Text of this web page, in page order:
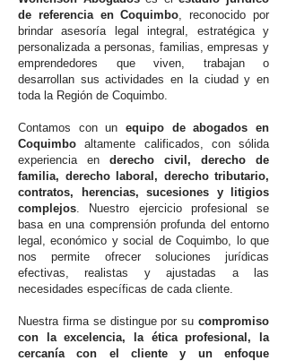
de referencia en Coquimbo, reconocido por
brindar asesoría legal integral, estratégica y
personalizada a personas, familias, empresas y
emprendedores que viven, trabajan o
desarrollan sus actividades en la ciudad y en
toda la Región de Coquimbo.
Contamos con un equipo de abogados en
Coquimbo altamente calificados, con sólida
experiencia en derecho civil, derecho de
familia, derecho laboral, derecho tributario,
contratos, herencias, sucesiones y litigios
complejos. Nuestro ejercicio profesional se
basa en una comprensión profunda del entorno
legal, económico y social de Coquimbo, lo que
nos permite ofrecer soluciones jurídicas
efectivas, realistas y ajustadas a las
necesidades específicas de cada cliente.
Nuestra firma se distingue por su compromiso
con la excelencia, la ética profesional, la
cercanía con el cliente y un enfoque